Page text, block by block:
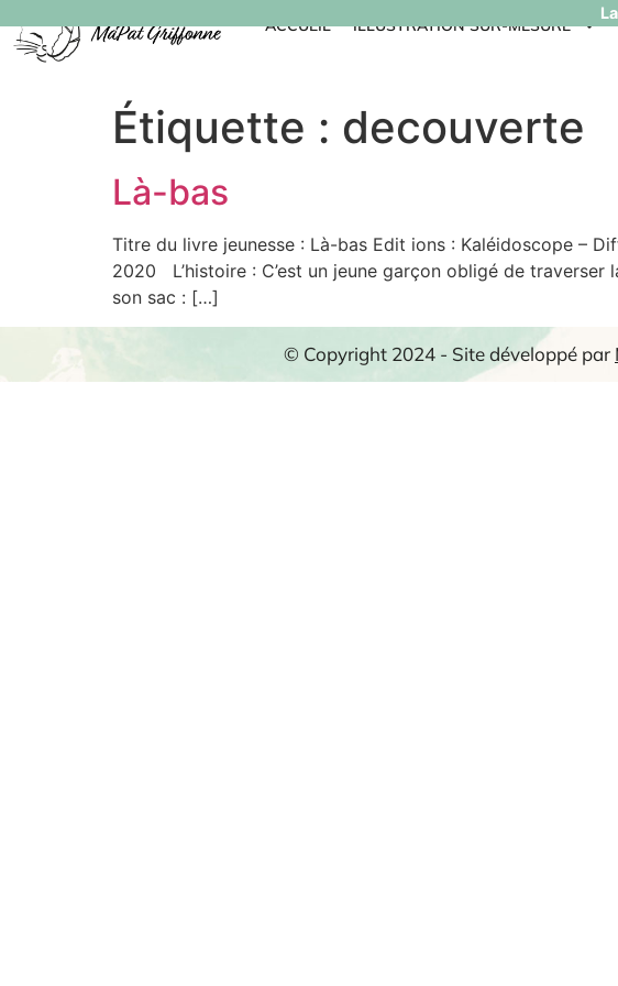
ACCUEIL ILLUSTRATION SUR-MESURE
Étiquette : decouverte
Là-bas
Titre du livre jeunesse : Là-bas Edit ions : Kaléidoscope –
2020 L’histoire : C’est un jeune garçon obligé de
son sac : […]
© Copyright 2024 - Site développé par